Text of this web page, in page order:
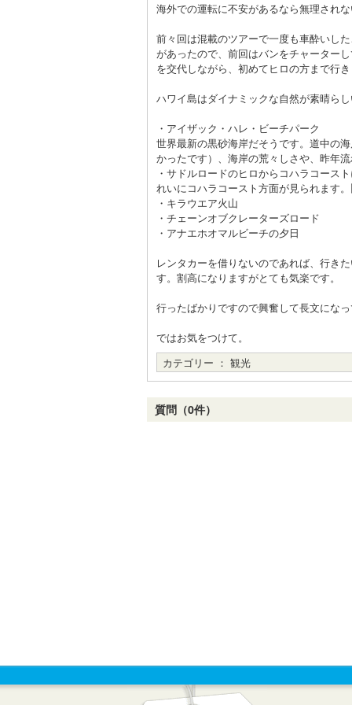
海外での運転に不安があるなら無理され
前々回は混載のツアーで一度も車酔いし
があったので、前回はバンをチャーター
を交代しながら、初めてヒロの方まで行
ハワイ島はダイナミックな自然が素晴ら
・アイザック・ハレ・ビーチパーク
世界最新の黒砂海岸だそうです。道中の
かったです）、海岸の荒々しさや、昨年
・サドルロードのヒロからコハラコース
れいにコハラコースト方面が見られます
・キラウエア火山
・チェーンオブクレーターズロード
・アナエホオマルビーチの夕日
レンタカーを借りないのであれば、行き
す。割高になりますがとても気楽です。
行ったばかりですので興奮して長文にな
ではお気をつけて。
カテゴリー ： 観光
質問（0件）